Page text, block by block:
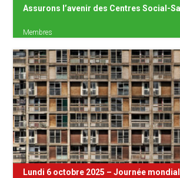
Assurons l’avenir des Centres Social-
Membres
À Bruxelles, la précarisation
citoyens et citoyennes confronte
institutions de soins à de
Plan social santé intégré (PSSI) a
lumière la nécessité de créer de
lieux d’accueil bas-seuil : {...}
Lundi 6 octobre 2025 – Journée